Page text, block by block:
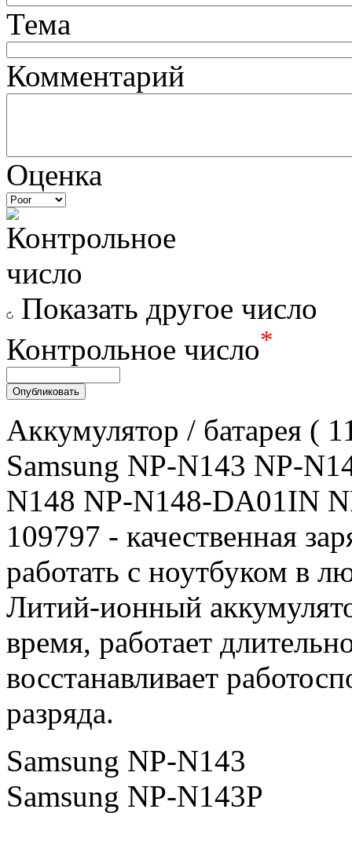
Тема
Комментарий
Оценка
Показать другое число
Контрольное число*
Аккумулятор / батарея (
Samsung NP-N143 NP-
N148 NP-N148-DA01IN
109797 - качественная
работать с ноутбуком в
Литий-ионный
время, работает
восстанавливает
разряда.
Samsung NP-N143
Samsung NP-N143P